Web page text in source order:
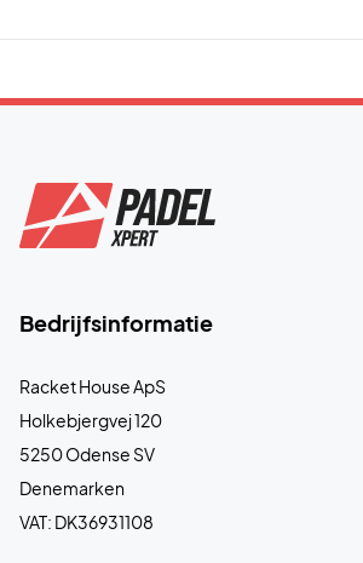
Bedrijfsinformatie
Racket House ApS
Holkebjergvej 120
5250 Odense SV
Denemarken
VAT: DK36931108